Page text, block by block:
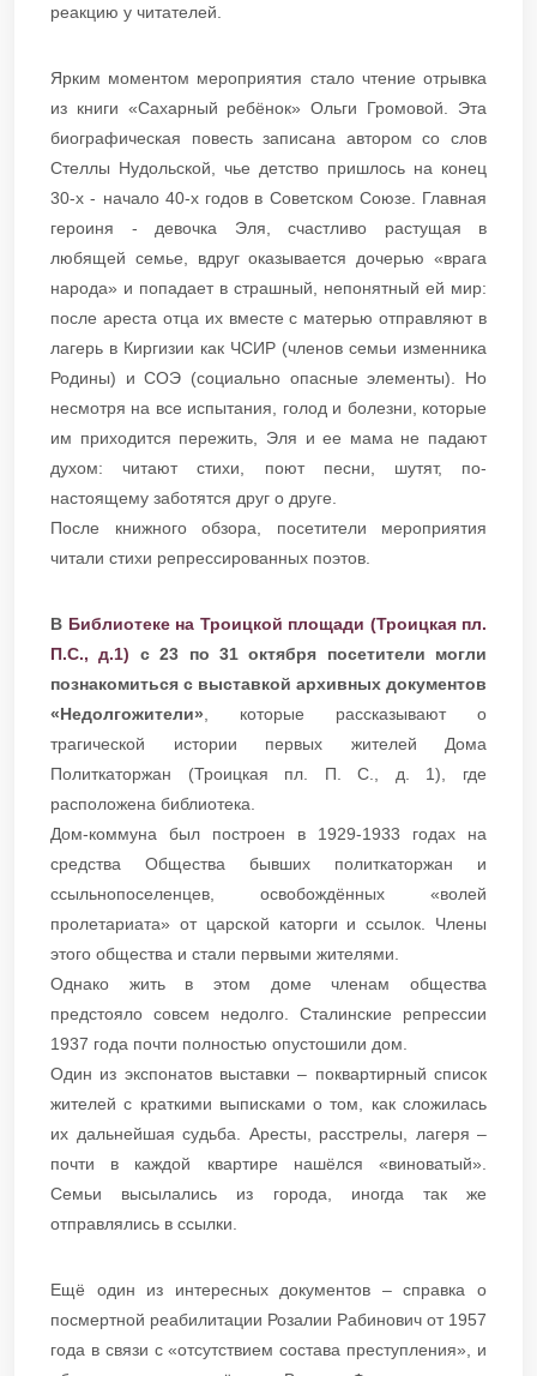
реакцию у читателей.
Ярким моментом мероприятия стало чтение отрывка
из книги «Сахарный ребёнок» Ольги Громовой. Эта
биографическая повесть записана автором со слов
Стеллы Нудольской, чье детство пришлось на конец
30-х - начало 40-х годов в Советском Союзе. Главная
героиня - девочка Эля, счастливо растущая в
любящей семье, вдруг оказывается дочерью «врага
народа» и попадает в страшный, непонятный ей мир:
после ареста отца их вместе с матерью отправляют в
лагерь в Киргизии как ЧСИР (членов семьи изменника
Родины) и СОЭ (социально опасные элементы). Но
несмотря на все испытания, голод и болезни, которые
им приходится пережить, Эля и ее мама не падают
духом: читают стихи, поют песни, шутят, по-
настоящему заботятся друг о друге.
После книжного обзора, посетители мероприятия
читали стихи репрессированных поэтов.
В Библиотеке на Троицкой площади (Троицкая пл.
П.С., д.1) с 23 по 31 октября посетители могли
познакомиться с выставкой архивных документов
«Недолгожители» , которые рассказывают о
трагической истории первых жителей Дома
Политкаторжан (Троицкая пл. П. С., д. 1), где
расположена библиотека.
Дом-коммуна был построен в 1929-1933 годах на
средства Общества бывших политкаторжан и
ссыльнопоселенцев, освобождённых «волей
пролетариата» от царской каторги и ссылок. Члены
этого общества и стали первыми жителями.
Однако жить в этом доме членам общества
предстояло совсем недолго. Сталинские репрессии
1937 года почти полностью опустошили дом.
Один из экспонатов выставки – поквартирный список
жителей с краткими выписками о том, как сложилась
их дальнейшая судьба. Аресты, расстрелы, лагеря –
почти в каждой квартире нашёлся «виноватый».
Семьи высылались из города, иногда так же
отправлялись в ссылки.
Ещё один из интересных документов – справка о
посмертной реабилитации Розалии Рабинович от 1957
года в связи с «отсутствием состава преступления», и